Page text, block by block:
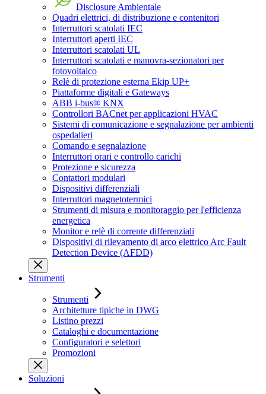
Disclosure Ambientale
Quadri elettrici, di distribuzione e contenitori
Interruttori scatolati IEC
Interruttori aperti IEC
Interruttori scatolati UL
Interruttori scatolati e manovra-sezionatori per
fotovoltaico
Relè di protezione esterna Ekip UP+
Piattaforme digitali e Gateways
ABB i-bus® KNX
Controllori BACnet per applicazioni HVAC
Sistemi di comunicazione e segnalazione per ambienti
ospedalieri
Comando e segnalazione
Interruttori orari e controllo carichi
Protezione e sicurezza
Contattori modulari
Dispositivi differenziali
Interruttori magnetotermici
Strumenti di misura e monitoraggio per l'efficienza
energetica
Monitor e relè di corrente differenziali
Dispositivi di rilevamento di arco elettrico Arc Fault
Detection Device (AFDD)
Strumenti
Strumenti
Architetture tipiche in DWG
Listino prezzi
Cataloghi e documentazione
Configuratori e selettori
Promozioni
Soluzioni